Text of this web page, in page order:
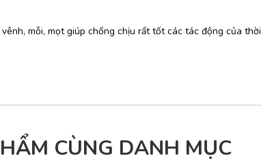
mỗi, mọt giúp chống chịu rất tốt các tác động của thời
CÙNG DANH MỤC